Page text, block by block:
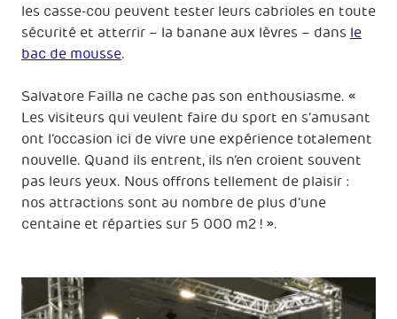
les casse-cou peuvent tester leurs cabrioles en toute
sécurité et atterrir – la banane aux lèvres – dans le
bac de mousse.
Salvatore Failla ne cache pas son enthousiasme. «
Les visiteurs qui veulent faire du sport en s’amusant
ont l’occasion ici de vivre une expérience totalement
nouvelle. Quand ils entrent, ils n’en croient souvent
pas leurs yeux. Nous offrons tellement de plaisir :
nos attractions sont au nombre de plus d’une
centaine et réparties sur 5 000 m2 ! ».